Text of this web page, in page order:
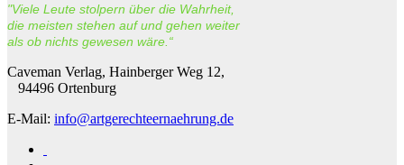
"Viele Leute stolpern über die Wahrheit,
die meisten stehen auf und gehen weiter
als ob nichts gewesen wäre.“
Caveman Verlag, Hainberger Weg 12,
94496 Ortenburg
E-Mail: info@artgerechteernaehrung.de